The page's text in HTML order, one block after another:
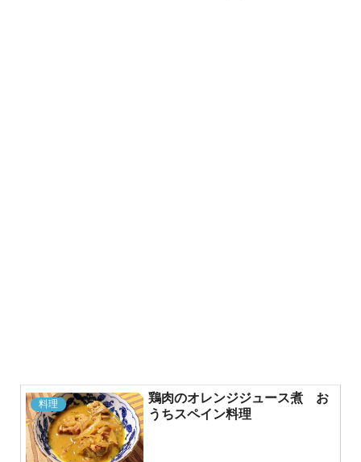
料理
鶏肉のオレンジジュース煮 お
うちスペイン料理